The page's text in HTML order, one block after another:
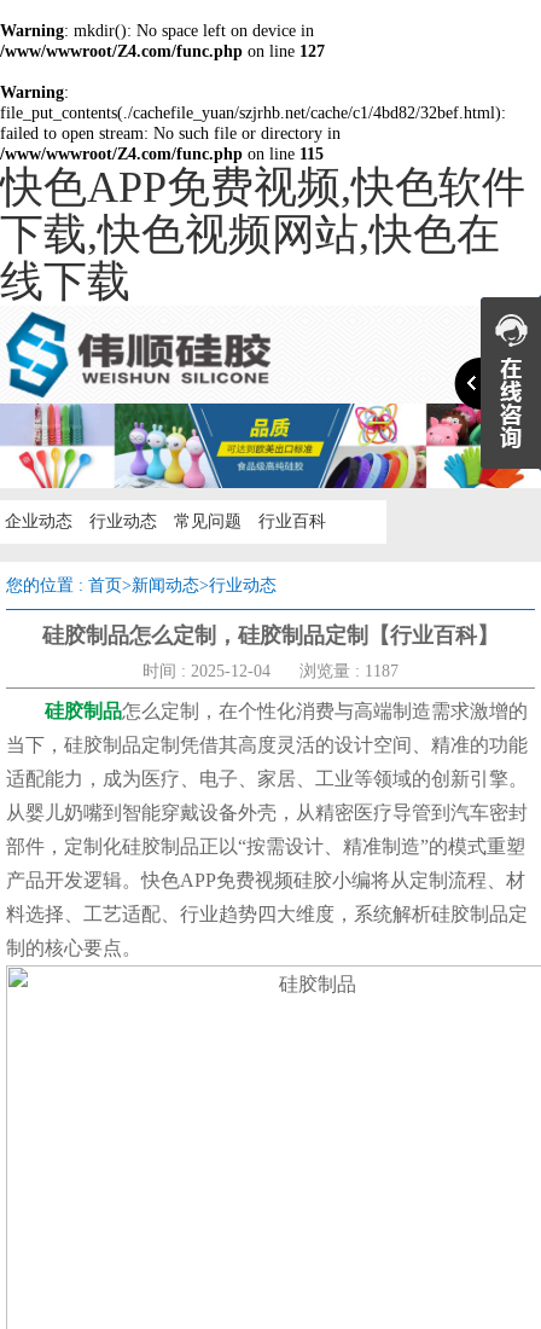
Warning: mkdir(): No space left on device in
/www/wwwroot/Z4.com/func.php on line 127
Warning:
file_put_contents(./cachefile_yuan/szjrhb.net/cache/c1/4bd82/32bef.html):
failed to open stream: No such file or directory in
/www/wwwroot/Z4.com/func.php on line 115
快色APP免费视频,快色软件
下载,快色视频网站,快色在
线下载

企业动态 行业动态 常见问题 行业百科
您的位置 : 首页>新闻动态>行业动态
硅胶制品怎么定制，硅胶制品定制【行业百科】
时间 : 2025-12-04 浏览量 : 1187
硅胶制品怎么定制，在个性化消费与高端制造需求激增的
当下，硅胶制品定制凭借其高度灵活的设计空间、精准的功能
适配能力，成为医疗、电子、家居、工业等领域的创新引擎。
从婴儿奶嘴到智能穿戴设备外壳，从精密医疗导管到汽车密封
部件，定制化硅胶制品正以“按需设计、精准制造”的模式重塑
产品开发逻辑。快色APP免费视频硅胶小编将从定制流程、材
料选择、工艺适配、行业趋势四大维度，系统解析硅胶制品定
制的核心要点。